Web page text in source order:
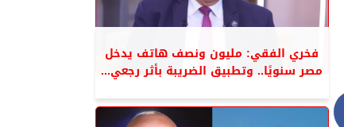
فخري الفقي: مليون ونصف هاتف يدخل
مصر سنويًا.. وتطبيق الضريبة بأثر رجعي...